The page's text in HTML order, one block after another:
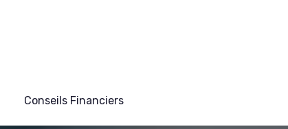
Conseils Financiers